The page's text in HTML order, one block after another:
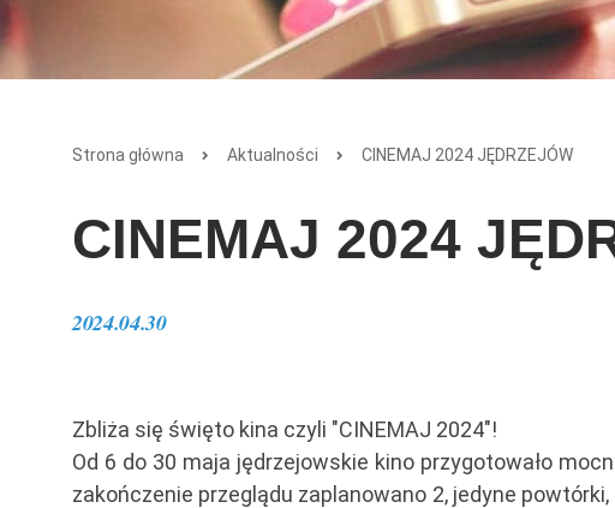
Strona główna Aktualności CINEMAJ 2024 JĘDRZEJÓW
CINEMAJ 2024
2024.04.30
Zbliża się święto kina czyli "CINEMAJ 2024"!
Od 6 do 30 maja jędrzejowskie kino przygotowało
zakończenie przeglądu zaplanowano 2, jedyne